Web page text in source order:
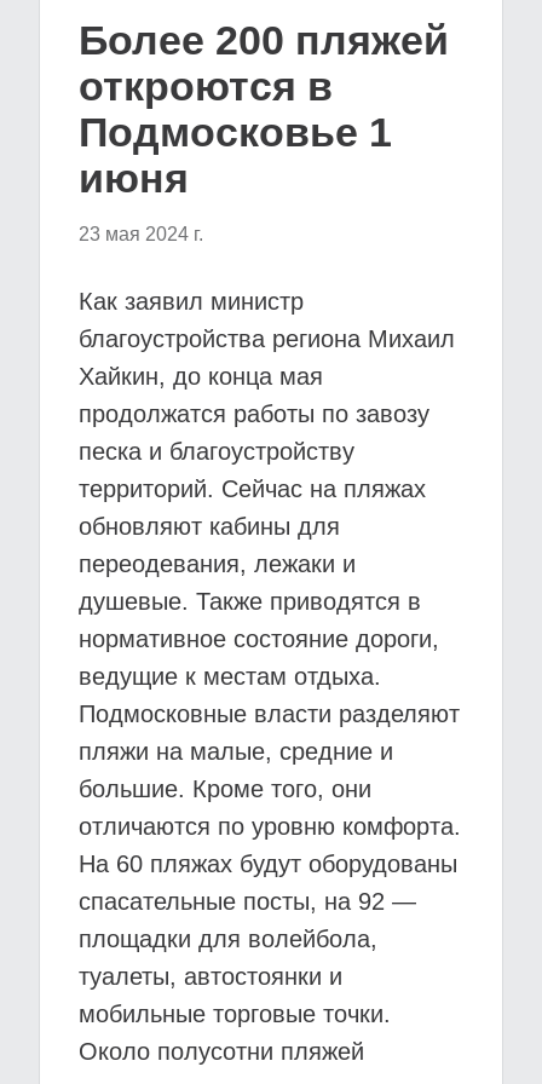
Более 200 пляжей
откроются в
Подмосковье 1
июня
23 мая 2024 г.
Как заявил министр
благоустройства региона Михаил
Хайкин, до конца мая
продолжатся работы по завозу
песка и благоустройству
территорий. Сейчас на пляжах
обновляют кабины для
переодевания, лежаки и
душевые. Также приводятся в
нормативное состояние дороги,
ведущие к местам отдыха.
Подмосковные власти разделяют
пляжи на малые, средние и
большие. Кроме того, они
отличаются по уровню комфорта.
На 60 пляжах будут оборудованы
спасательные посты, на 92 —
площадки для волейбола,
туалеты, автостоянки и
мобильные торговые точки.
Около полусотни пляжей